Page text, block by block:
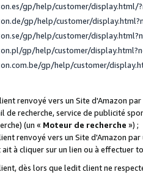
gp/help/customer/display.html/
gp/help/customer/
gp/help/customer/
gp/help/customer/
gp/help/customer/
renvoyé vers un Site d'Amazon
de recherche, service de publicité
(un « Moteur de recherche ») ;
renvoyé vers un Site d'Amazon
à cliquer sur un lien ou à
dès lors que ledit client ne